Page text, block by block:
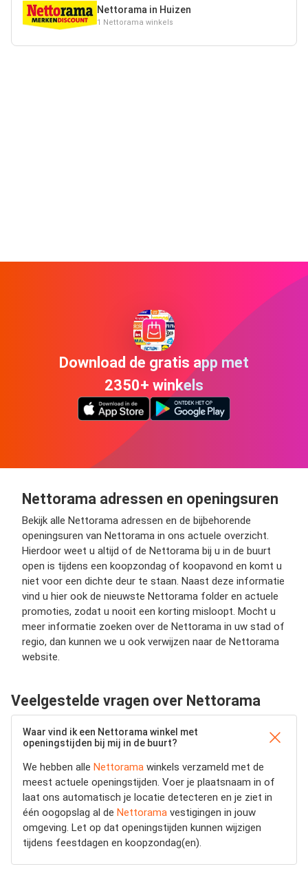
Nettorama in Huizen
1 Nettorama winkels
Download de gratis app met
2350+ winkels
Nettorama adressen en openingsuren
Bekijk alle Nettorama adressen en de bijbehorende
openingsuren van Nettorama in ons actuele overzicht.
Hierdoor weet u altijd of de Nettorama bij u in de buurt
open is tijdens een koopzondag of koopavond en komt u
niet voor een dichte deur te staan. Naast deze informatie
vind u hier ook de nieuwste Nettorama folder en actuele
promoties, zodat u nooit een korting misloopt. Mocht u
meer informatie zoeken over de Nettorama in uw stad of
regio, dan kunnen we u ook verwijzen naar de Nettorama
website.
Veelgestelde vragen over Nettorama
Waar vind ik een Nettorama winkel met
openingstijden bij mij in de buurt?
We hebben alle Nettorama winkels verzameld met de
meest actuele openingstijden. Voer je plaatsnaam in of
laat ons automatisch je locatie detecteren en je ziet in
één oogopslag al de Nettorama vestigingen in jouw
omgeving. Let op dat openingstijden kunnen wijzigen
tijdens feestdagen en koopzondag(en).